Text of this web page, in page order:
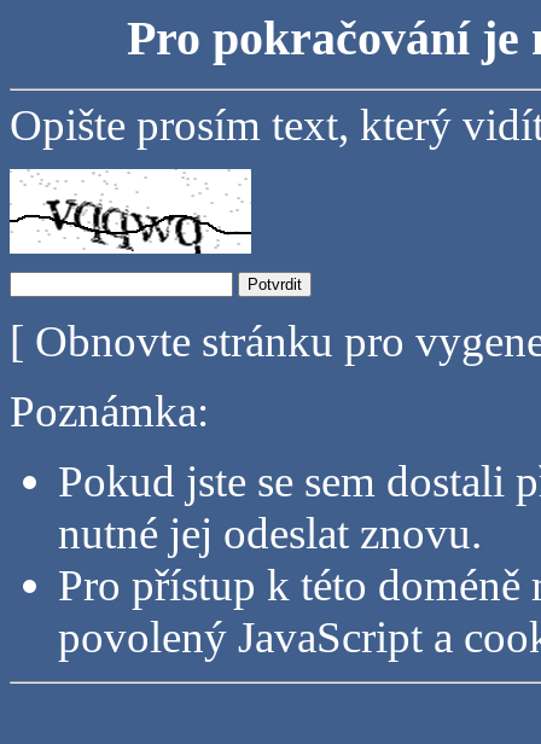
Pro pokračování
Opište prosím text, který
[ Obnovte stránku pro
Poznámka:
Pokud jste se sem dostali
nutné jej odeslat znovu.
Pro přístup k této
povolený JavaScript a